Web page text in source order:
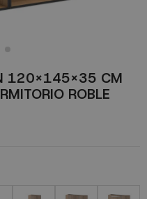
120X145X35 CM
ROBLE